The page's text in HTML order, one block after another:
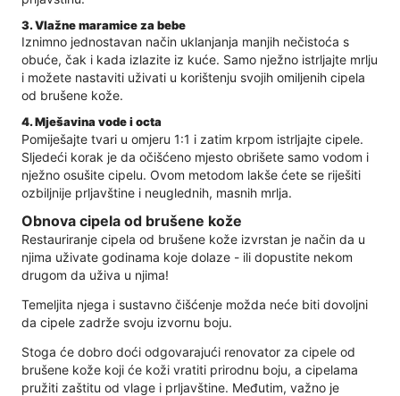
3. Vlažne maramice za bebe
Iznimno jednostavan način uklanjanja manjih nečistoća s
obuće, čak i kada izlazite iz kuće. Samo nježno istrljajte mrlju
i možete nastaviti uživati ​​u korištenju svojih omiljenih cipela
od brušene kože.
4. Mješavina vode i octa
Pomiješajte tvari u omjeru 1:1 i zatim krpom istrljajte cipele.
Sljedeći korak je da očišćeno mjesto obrišete samo vodom i
nježno osušite cipelu. Ovom metodom lakše ćete se riješiti
ozbiljnije prljavštine i neuglednih, masnih mrlja.
Obnova cipela od brušene kože
Restauriranje cipela od brušene kože izvrstan je način da u
njima uživate godinama koje dolaze - ili dopustite nekom
drugom da uživa u njima!
Temeljita njega i sustavno čišćenje možda neće biti dovoljni
da cipele zadrže svoju izvornu boju.
Stoga će dobro doći odgovarajući renovator za cipele od
brušene kože koji će koži vratiti prirodnu boju, a cipelama
pružiti zaštitu od vlage i prljavštine. Međutim, važno je